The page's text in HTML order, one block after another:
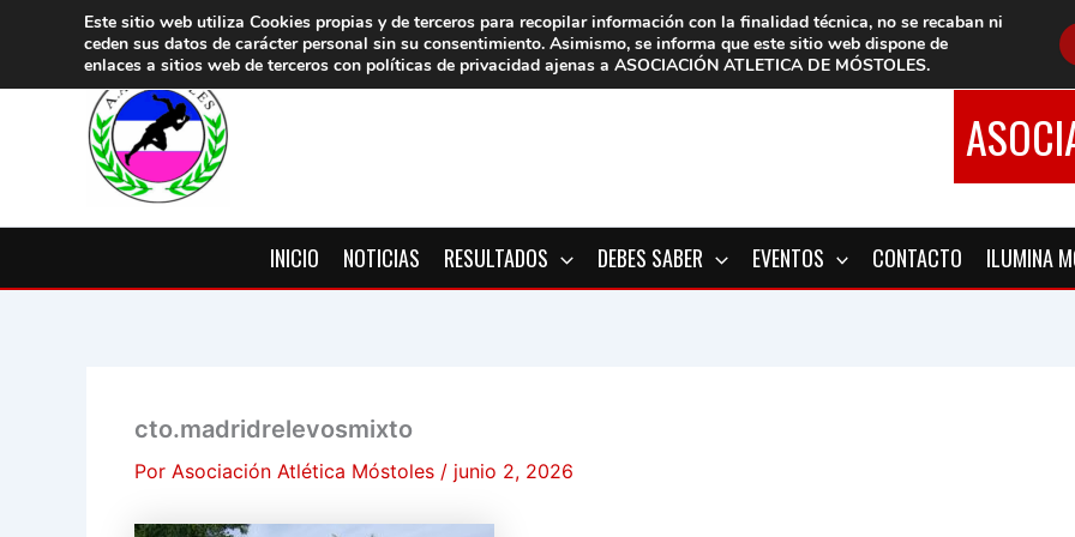
contenido
INICIO NOTICIAS RESULTADOS DEBES SABER EVENTOS CONTACTO ILUMINA
cto.madridrelevosmixto
Por Asociación Atlética Móstoles / junio 2, 2026
Este sitio web utiliza Cookies propias y de terceros para recopilar información con la finalidad técnica, no se recaban ni
ceden sus datos de carácter personal sin su consentimiento. Asimismo, se informa que este sitio web dispone de
enlaces a sitios web de terceros con políticas de privacidad ajenas a ASOCIACIÓN ATLETICA DE MÓSTOLES.